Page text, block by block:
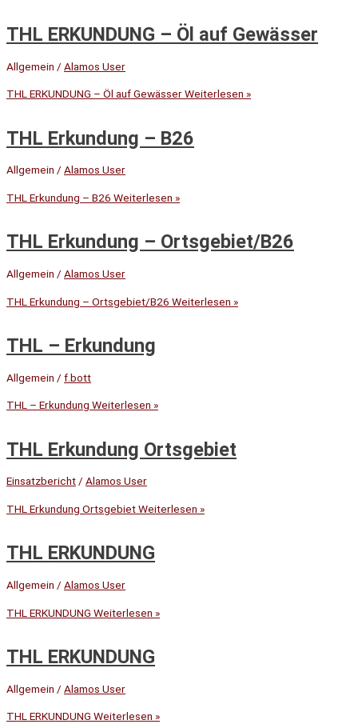
THL ERKUNDUNG – Öl auf Gewässer
Allgemein / Alamos User
THL ERKUNDUNG – Öl auf GewässerWeiterlesen »
THL Erkundung – B26
Allgemein / Alamos User
THL Erkundung – B26 Weiterlesen »
THL Erkundung – Ortsgebiet/B26
Allgemein / Alamos User
THL Erkundung – Ortsgebiet/B26 Weiterlesen »
THL – Erkundung
Allgemein / f.bott
THL – Erkundung Weiterlesen »
THL Erkundung Ortsgebiet
Einsatzbericht/ Alamos User
THL Erkundung OrtsgebietWeiterlesen »
THL ERKUNDUNG
Allgemein / Alamos User
THL ERKUNDUNG Weiterlesen »
THL ERKUNDUNG
Allgemein / Alamos User
THL ERKUNDUNG Weiterlesen »